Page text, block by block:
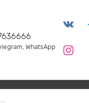
WhatsApp